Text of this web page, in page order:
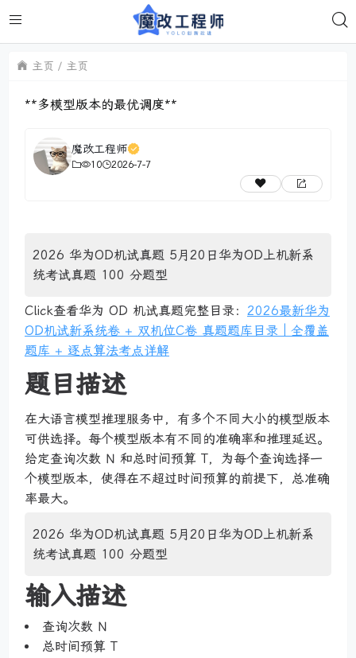
主页 主页
**多模型版本的最优调度**
魔改工程师
10 2026-7-7
2026 华为OD机试真题 5月20日华为OD上机新系
统考试真题 100 分题型
Click查看华为 OD 机试真题完整目录： 2026最新华为
OD机试新系统卷 + 双机位C卷 真题题库目录｜全覆盖
题库 + 逐点算法考点详解
题目描述
在大语言模型推理服务中，有多个不同大小的模型版本
可供选择。每个模型版本有不同的准确率和推理延迟。
给定查询次数 N 和总时间预算 T，为每个查询选择一
个模型版本，使得在不超过时间预算的前提下，总准确
率最大。
2026 华为OD机试真题 5月20日华为OD上机新系
统考试真题 100 分题型
输入描述
查询次数 N
总时间预算 T